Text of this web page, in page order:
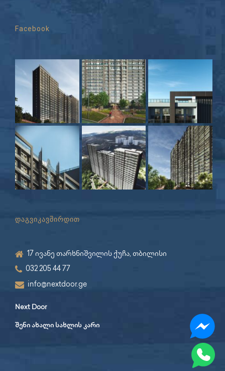
Facebook
დაგვიკავშირდით
17 ივანე თარხნიშვილის ქუჩა, თბილისი
032 205 44 77
info@nextdoor.ge
Next Door
შენი ახალი სახლის კარი